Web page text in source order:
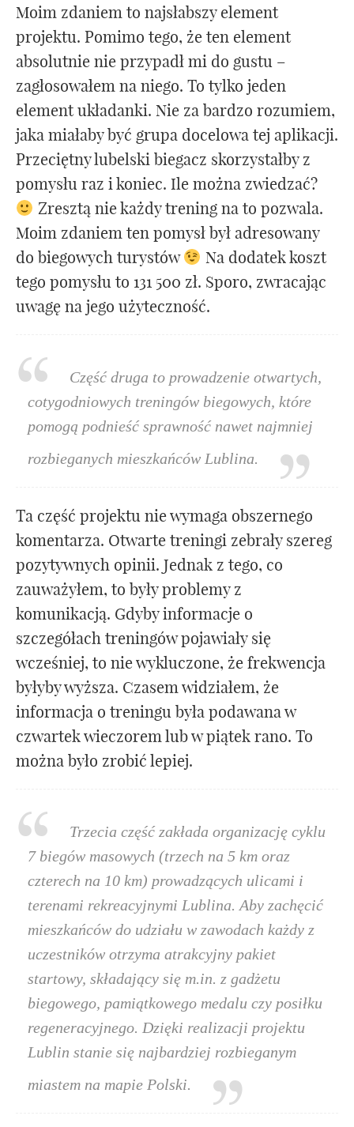
Moim zdaniem to najsłabszy element
projektu. Pomimo tego, że ten element
absolutnie nie przypadł mi do gustu –
zagłosowałem na niego. To tylko jeden
element układanki. Nie za bardzo rozumiem,
jaka miałaby być grupa docelowa tej aplikacji.
Przeciętny lubelski biegacz skorzystałby z
pomysłu raz i koniec. Ile można zwiedzać?
Zresztą nie każdy trening na to pozwala.
Moim zdaniem ten pomysł był adresowany
do biegowych turystów
Na dodatek koszt
tego pomysłu to 131 500 zł. Sporo, zwracając
uwagę na jego użyteczność.
Część druga to prowadzenie otwartych,
cotygodniowych treningów biegowych, które
pomogą podnieść sprawność nawet najmniej
rozbieganych mieszkańców Lublina.
Ta część projektu nie wymaga obszernego
komentarza. Otwarte treningi zebrały szereg
pozytywnych opinii. Jednak z tego, co
zauważyłem, to były problemy z
komunikacją. Gdyby informacje o
szczegółach treningów pojawiały się
wcześniej, to nie wykluczone, że frekwencja
byłyby wyższa. Czasem widziałem, że
informacja o treningu była podawana w
czwartek wieczorem lub w piątek rano. To
można było zrobić lepiej.
Trzecia część zakłada organizację cyklu
7 biegów masowych (trzech na 5 km oraz
czterech na 10 km) prowadzących ulicami i
terenami rekreacyjnymi Lublina. Aby zachęcić
mieszkańców do udziału w zawodach każdy z
uczestników otrzyma atrakcyjny pakiet
startowy, składający się m.in. z gadżetu
biegowego, pamiątkowego medalu czy posiłku
regeneracyjnego. Dzięki realizacji projektu
Lublin stanie się najbardziej rozbieganym
miastem na mapie Polski.